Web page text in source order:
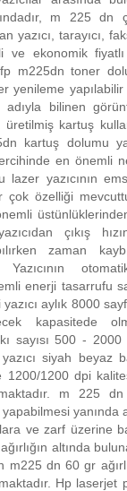
m 225 dn
yazıcı, tarayıcı,
ve ekonomik
m225dn toner
yenileme
adıyla bilinen
üretilmiş kartuş
kartuş dolumu
en önemli
lazer yazıcının
çok özelliği
çıkış
zaman
Yazıcının
enerji tasarrufu
aylık 8000
kapasitede
sayısı 500 - 2000
siyah beyaz
1200/1200 dpi
m 225
yapabilmesi yanında
ve zarf üzerine
altında
m225 dn 60 gr
Hp laserjet